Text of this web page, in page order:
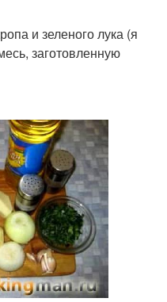
и зеленого лука (я
заготовленную